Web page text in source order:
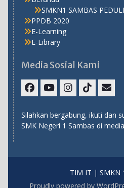
SMKN1 SAMBAS
PPDB 2020
E-Learning
E-Library
Media Sosial Kami
Silahkan bergabung, ikuti dan
SMK Negeri 1 Sambas di
TIM IT | SMKN
Proudly powered by